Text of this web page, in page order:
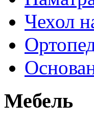
Чехол
Мебель